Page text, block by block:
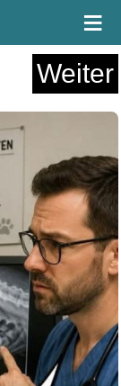
≡
Weiter